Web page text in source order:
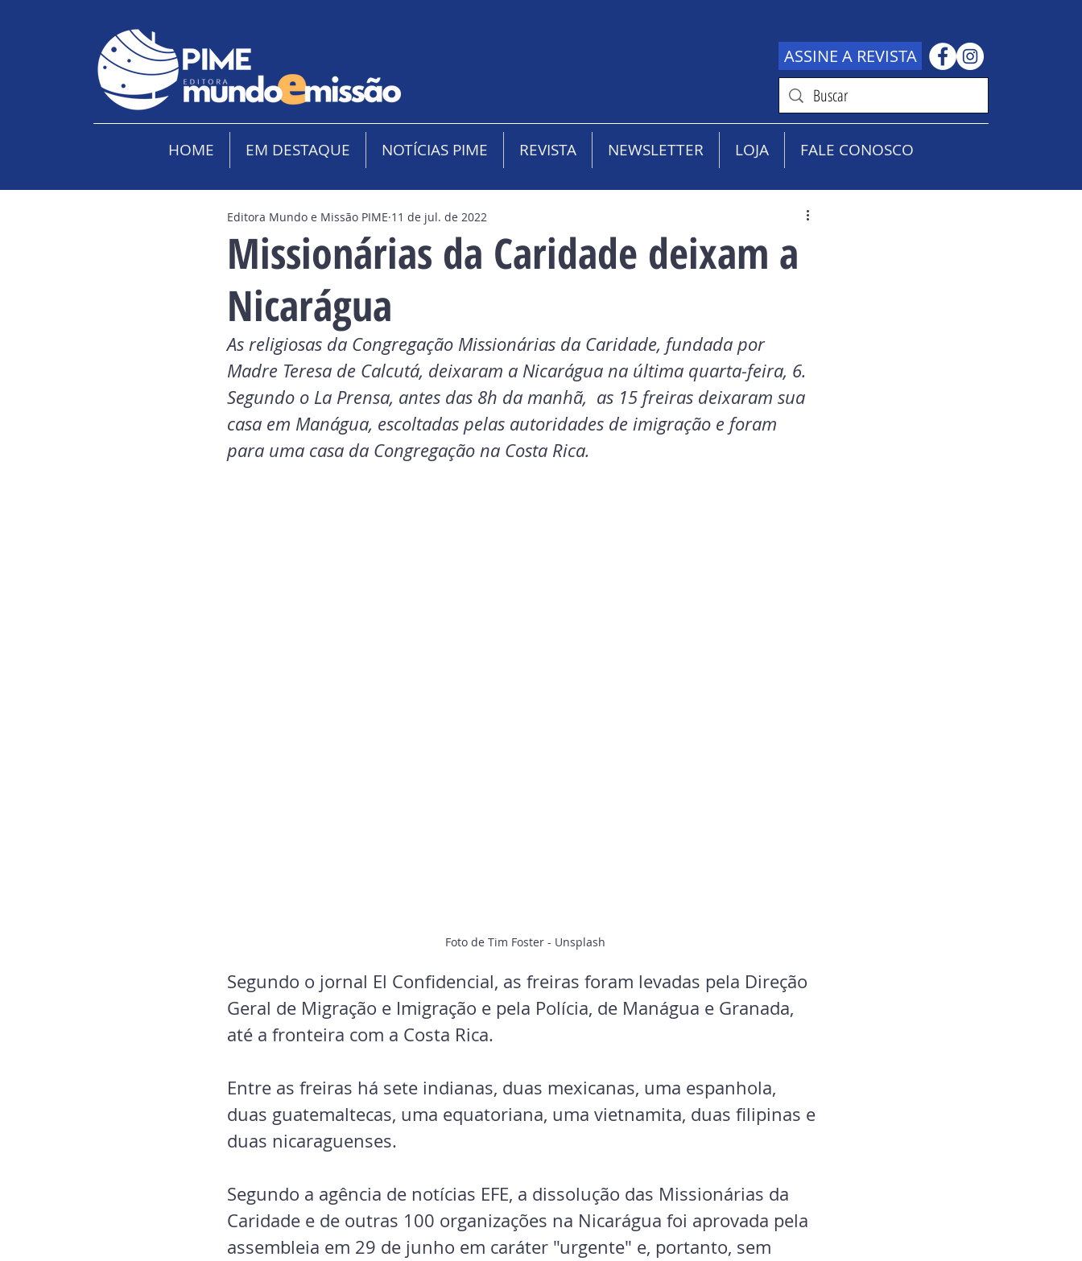
ASSINE A REVISTA
HOME EM DESTAQUE NOTÍCIAS PIME REVISTA NEWSLETTER LOJA FALE CONOSCO
Missionárias da Caridade deixam a
Nicarágua
Editora Mundo e Missão PIME 11 de jul. de 2022
As religiosas da Congregação Missionárias da Caridade, fundada por
Madre Teresa de Calcutá, deixaram a Nicarágua na última quarta-feira, 6.
Segundo o La Prensa, antes das 8h da manhã,  as 15 freiras deixaram sua
casa em Manágua, escoltadas pelas autoridades de imigração e foram
para uma casa da Congregação na Costa Rica.
Foto de Tim Foster - Unsplash
Segundo o jornal El Confidencial, as freiras foram levadas pela Direção
Geral de Migração e Imigração e pela Polícia, de Manágua e Granada,
até a fronteira com a Costa Rica.
Entre as freiras há sete indianas, duas mexicanas, uma espanhola,
duas guatemaltecas, uma equatoriana, uma vietnamita, duas filipinas e
duas nicaraguenses.
Segundo a agência de notícias EFE, a dissolução das Missionárias da
Caridade e de outras 100 organizações na Nicarágua foi aprovada pela
assembleia em 29 de junho em caráter "urgente" e, portanto, sem